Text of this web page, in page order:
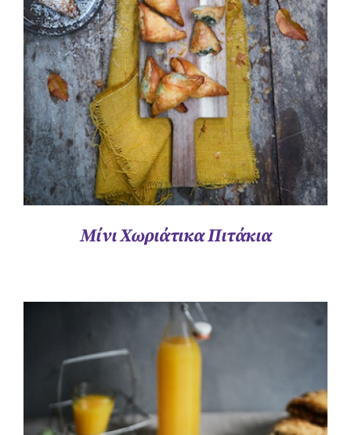
ΛΕΠΤΟΜΈΡΕΙΕΣ
Μίνι Χωριάτικα Πιτάκια